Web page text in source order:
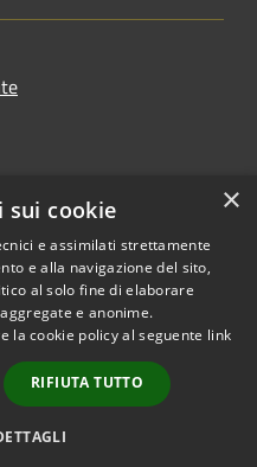
Copyright © 2026 • Comune di
Casciana Terme Lari • Powered
byMunicipium
Accesso
redazione
×
sui cookie
e assimilati strettamente
e alla navigazione del sito,
al solo fine di elaborare
e anonime.
la cookie policy al seguente link
RIFIUTA TUTTO